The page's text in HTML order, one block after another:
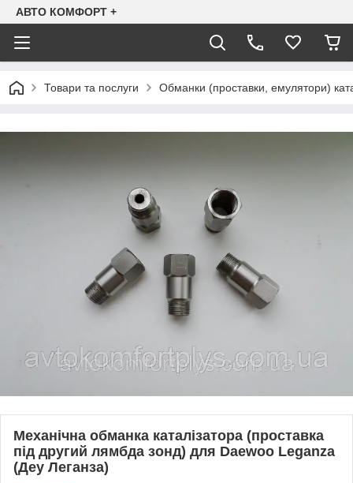
АВТО КОМФОРТ +
Товари та послуги Обманки (проставки, емулятори)
Механічна обманка каталізатора (проставка
під другий лямбда зонд) для Daewoo Leganza
(Деу Леганза)